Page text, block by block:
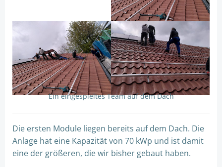
Ein eingespieltes Team auf dem Dach
Die ersten Module liegen bereits auf dem Dach. Die
Anlage hat eine Kapazität von 70 kWp und ist damit
eine der größeren, die wir bisher gebaut haben.